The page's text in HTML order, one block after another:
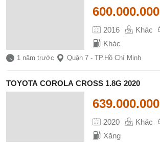
2016 Khác
Khác
600.000.000
1 năm trước Quận 7 - TP.Hồ Chí Minh
TOYOTA COROLA CROSS 1.8G 2020
2020 Khác
Xăng
639.000.000